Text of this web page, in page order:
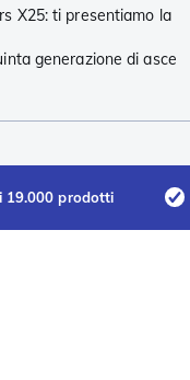
X25: ti presentiamo la
generazione di asce
19.000 prodotti